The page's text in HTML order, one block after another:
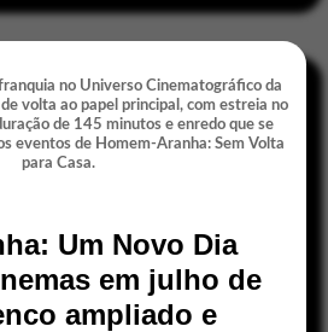
Um Novo Dia
em julho de
ampliado e